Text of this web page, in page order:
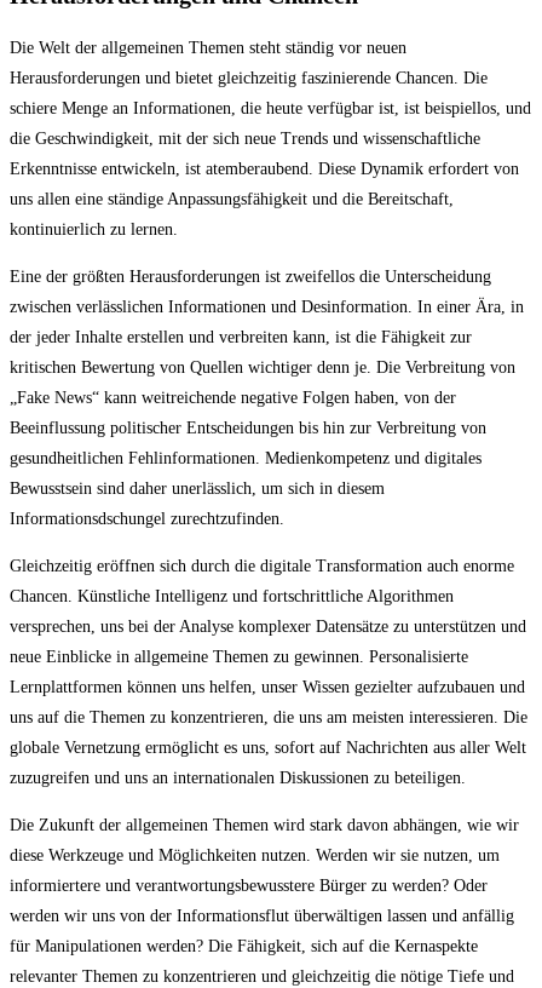
Die Welt der allgemeinen Themen steht ständig vor neuen
Herausforderungen und bietet gleichzeitig faszinierende Chancen. Die
schiere Menge an Informationen, die heute verfügbar ist, ist beispiellos, und
die Geschwindigkeit, mit der sich neue Trends und wissenschaftliche
Erkenntnisse entwickeln, ist atemberaubend. Diese Dynamik erfordert von
uns allen eine ständige Anpassungsfähigkeit und die Bereitschaft,
kontinuierlich zu lernen.
Eine der größten Herausforderungen ist zweifellos die Unterscheidung
zwischen verlässlichen Informationen und Desinformation. In einer Ära, in
der jeder Inhalte erstellen und verbreiten kann, ist die Fähigkeit zur
kritischen Bewertung von Quellen wichtiger denn je. Die Verbreitung von
„Fake News“ kann weitreichende negative Folgen haben, von der
Beeinflussung politischer Entscheidungen bis hin zur Verbreitung von
gesundheitlichen Fehlinformationen. Medienkompetenz und digitales
Bewusstsein sind daher unerlässlich, um sich in diesem
Informationsdschungel zurechtzufinden.
Gleichzeitig eröffnen sich durch die digitale Transformation auch enorme
Chancen. Künstliche Intelligenz und fortschrittliche Algorithmen
versprechen, uns bei der Analyse komplexer Datensätze zu unterstützen und
neue Einblicke in allgemeine Themen zu gewinnen. Personalisierte
Lernplattformen können uns helfen, unser Wissen gezielter aufzubauen und
uns auf die Themen zu konzentrieren, die uns am meisten interessieren. Die
globale Vernetzung ermöglicht es uns, sofort auf Nachrichten aus aller Welt
zuzugreifen und uns an internationalen Diskussionen zu beteiligen.
Die Zukunft der allgemeinen Themen wird stark davon abhängen, wie wir
diese Werkzeuge und Möglichkeiten nutzen. Werden wir sie nutzen, um
informiertere und verantwortungsbewusstere Bürger zu werden? Oder
werden wir uns von der Informationsflut überwältigen lassen und anfällig
für Manipulationen werden? Die Fähigkeit, sich auf die Kernaspekte
relevanter Themen zu konzentrieren und gleichzeitig die nötige Tiefe und